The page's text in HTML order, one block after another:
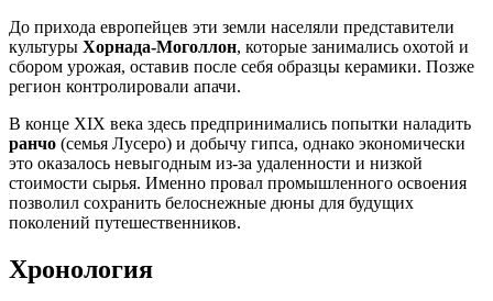
До прихода европейцев эти земли населяли представители
культуры Хорнада-Моголлон, которые занимались охотой и
сбором урожая, оставив после себя образцы керамики. Позже
регион контролировали апачи.
В конце XIX века здесь предпринимались попытки наладить
ранчо (семья Лусеро) и добычу гипса, однако экономически
это оказалось невыгодным из-за удаленности и низкой
стоимости сырья. Именно провал промышленного освоения
позволил сохранить белоснежные дюны для будущих
поколений путешественников.
Хронология